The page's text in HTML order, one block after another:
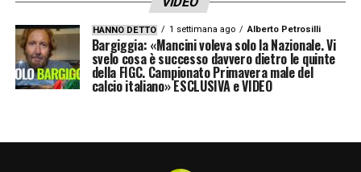
campionato italiano
LA PLAYLIST DELLE NOSTRE TOP NEWS
HANNO DETTO 1 settimana ago Alberto Petrosilli
Bargiggia: «Mancini voleva solo la Nazionale. Vi
svelo cosa è successo davvero dietro le quinte
della FIGC. Campionato Primavera male del
calcio italiano» ESCLUSIVA e VIDEO